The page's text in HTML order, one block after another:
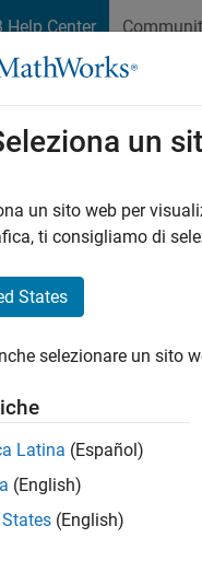
Help Center
un
un sito web per
ti consigliamo di
States
selezionare un sito
Latina (Español)
(English)
(English)